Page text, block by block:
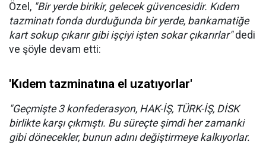
Özel, "Bir yerde birikir, gelecek güvencesidir. Kıdem
tazminatı fonda durduğunda bir yerde, bankamatiğe
kart sokup çıkarır gibi işçiyi işten sokar çıkarırlar"dedi
ve şöyle devam etti:
'Kıdem tazminatına el uzatıyorlar'
"Geçmişte 3 konfederasyon, HAK-İŞ, TÜRK-İŞ, DİSK
birlikte karşı çıkmıştı. Bu süreçte şimdi her zamanki
gibi dönecekler, bunun adını değiştirmeye kalkıyorlar.